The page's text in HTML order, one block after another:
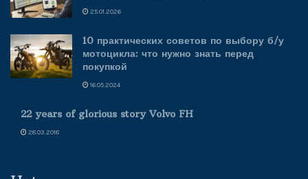
25.01.2026
10 практических советов по выбору б/у
мотоцикла: что нужно знать перед
покупкой
16.05.2024
22 years of glorious story Volvo FH
28.03.2018